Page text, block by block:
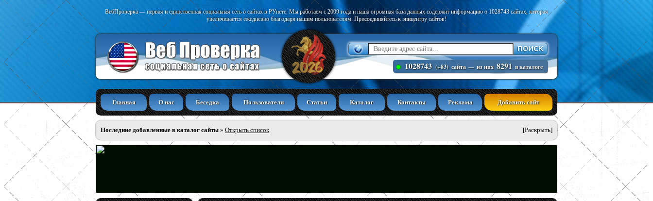
ВебПроверка — первая и единственная социальная сеть о сайтах в РУнете. Мы работаем с 2009 года и наша огромная база данных содержит информацию о 1028743 сайтах, которая
увеличивается ежедневно благодаря нашим пользователям. Присоединяйтесь к эпицентру сайтов!
1028743 (+83) сайта — из них 8291 в каталоге
Главная О нас Беседка Пользователи Статьи Каталог Контакты Реклама Добавить сайт
Последние добавленные в каталог сайты » Открыть список [Раскрыть]